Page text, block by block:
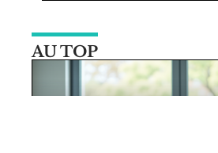
AU TOP
14 juin 2026